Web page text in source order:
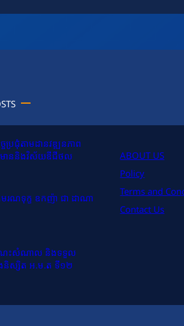
ប្រជុំតាមដានវឌ្ឍនភាព
ត៌មាននិងវិស័យឌីជីថល
រណទុក្ខ ឧកញ៉ា ជា ដាណា
ណេះសំណាល និងទទួល
និស្សិត អ.ម.ត ទី១២
ABOUT US
Policy
Terms and
Contact Us